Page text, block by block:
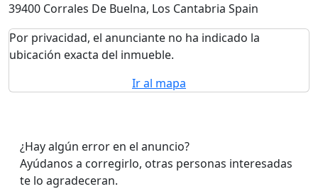
39400 Corrales De Buelna, Los Cantabria Spain
Por privacidad, el anunciante no ha indicado la
ubicación exacta del inmueble.
Ir al mapa
¿Hay algún error en el anuncio?
Ayúdanos a corregirlo, otras personas interesadas
te lo agradeceran.